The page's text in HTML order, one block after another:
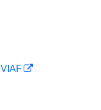
VIAF